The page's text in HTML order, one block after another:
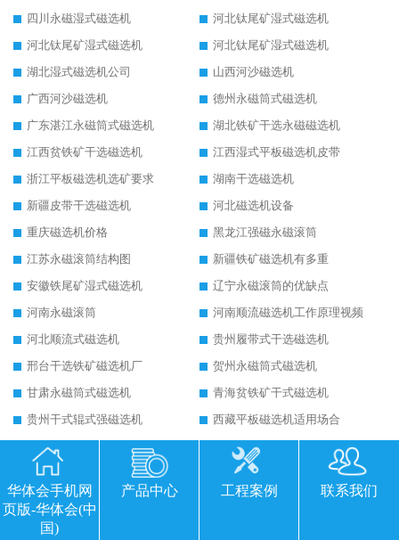
四川永磁湿式磁选机
河北钛尾矿湿式磁选机
河北钛尾矿湿式磁选机
河北钛尾矿湿式磁选机
湖北湿式磁选机公司
山西河沙磁选机
广西河沙磁选机
德州永磁筒式磁选机
广东湛江永磁筒式磁选机
湖北铁矿干选永磁磁选机
江西贫铁矿干选磁选机
江西湿式平板磁选机皮带
浙江平板磁选机选矿要求
湖南干选磁选机
新疆皮带干选磁选机
河北磁选机设备
重庆磁选机价格
黑龙江强磁永磁滚筒
江苏永磁滚筒结构图
新疆铁矿磁选机有多重
安徽铁尾矿湿式磁选机
辽宁永磁滚筒的优缺点
河南永磁滚筒
河南顺流磁选机工作原理视频
河北顺流式磁选机
贵州履带式干选磁选机
邢台干选铁矿磁选机厂
贺州永磁筒式磁选机
甘肃永磁筒式磁选机
青海贫铁矿干式磁选机
贵州干式辊式强磁选机
西藏平板磁选机适用场合
青海锰矿平板磁选机
辽宁铁矿磁选机如何配置
河南铁矿磁选机多少钱1台
内蒙古干式高梯度磁选机选铁
山西密封干式选铁磁选机
内蒙古干式永磁磁选机技术要求
河北干式磁选机厂家
华体会手机网
页版-华体会(中
国)
产品中心 工程案例 联系我们